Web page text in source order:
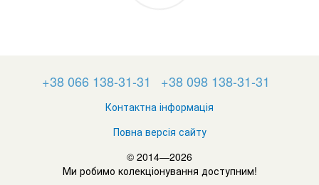
+38 066 138-31-31 +38 098 138-31-31
Контактна інформація
Повна версія сайту
© 2014—2026
Ми робимо колекціонування доступним!